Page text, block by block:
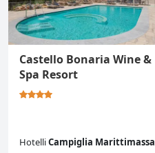
Castello Bonaria Wine &
Spa Resort
HotelliCampiglia Marittimassa